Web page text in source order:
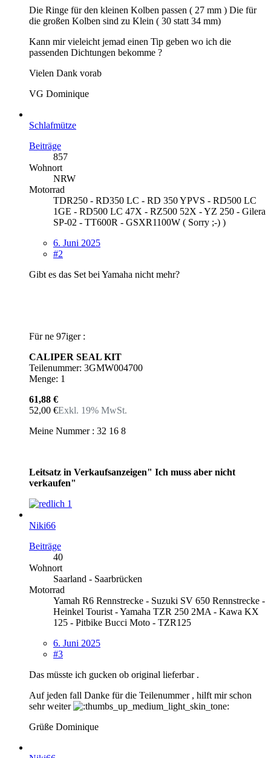
Die Ringe für den kleinen Kolben passen ( 27 mm ) Die für
die großen Kolben sind zu Klein ( 30 statt 34 mm)
Kann mir vieleicht jemad einen Tip geben wo ich die
passenden Dichtungen bekomme ?
Vielen Dank vorab
VG Dominique
Schlafmütze
Beiträge
857
Wohnort
NRW
Motorrad
TDR250 - RD350 LC - RD 350 YPVS - RD500 LC
1GE - RD500 LC 47X - RZ500 52X - YZ 250 - Gilera
SP-02 - TT600R - GSXR1100W ( Sorry ;-) )
6. Juni 2025
#2
Gibt es das Set bei Yamaha nicht mehr?
Für ne 97iger :
CALIPER SEAL KIT
Teilenummer: 3GMW004700
Menge: 1
61,88 €
52,00 €Exkl. 19% MwSt.
Meine Nummer : 32 16 8
Leitsatz in Verkaufsanzeigen" Ich muss aber nicht
verkaufen"
1
Niki66
Beiträge
40
Wohnort
Saarland - Saarbrücken
Motorrad
Yamah R6 Rennstrecke - Suzuki SV 650 Rennstrecke -
Heinkel Tourist - Yamaha TZR 250 2MA - Kawa KX
125 - Pitbike Bucci Moto - TZR125
6. Juni 2025
#3
Das müsste ich gucken ob original lieferbar .
Auf jeden fall Danke für die Teilenummer , hilft mir schon
sehr weiter
Grüße Dominique